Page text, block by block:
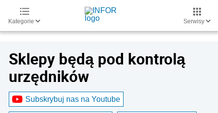
Kategorie Serwisy
Sklepy będą pod kontrolą
urzędników
Subskrybuj nas na Youtube